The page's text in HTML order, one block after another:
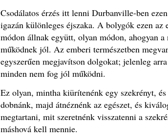
Csodálatos érzés itt lenni Durbanville-ben
igazán különleges éjszaka. A bolygók ezen az
módon állnak együtt, olyan módon, ahogyan
működnek jól. Az emberi természetben
egyszerűen megjavítson dolgokat; jelenleg
minden nem fog jól működni.
Ez olyan, mintha kiürítenénk egy szekrényt,
dobnánk, majd átnéznénk az egészet, és
megtartani, mit szeretnénk visszatenni a
máshová kell mennie.